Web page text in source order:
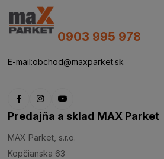
0903 995 978
E-mail:obchod@maxparket.sk
Predajňa a sklad MAX Parket
MAX Parket, s.r.o.
Kopčianska 63